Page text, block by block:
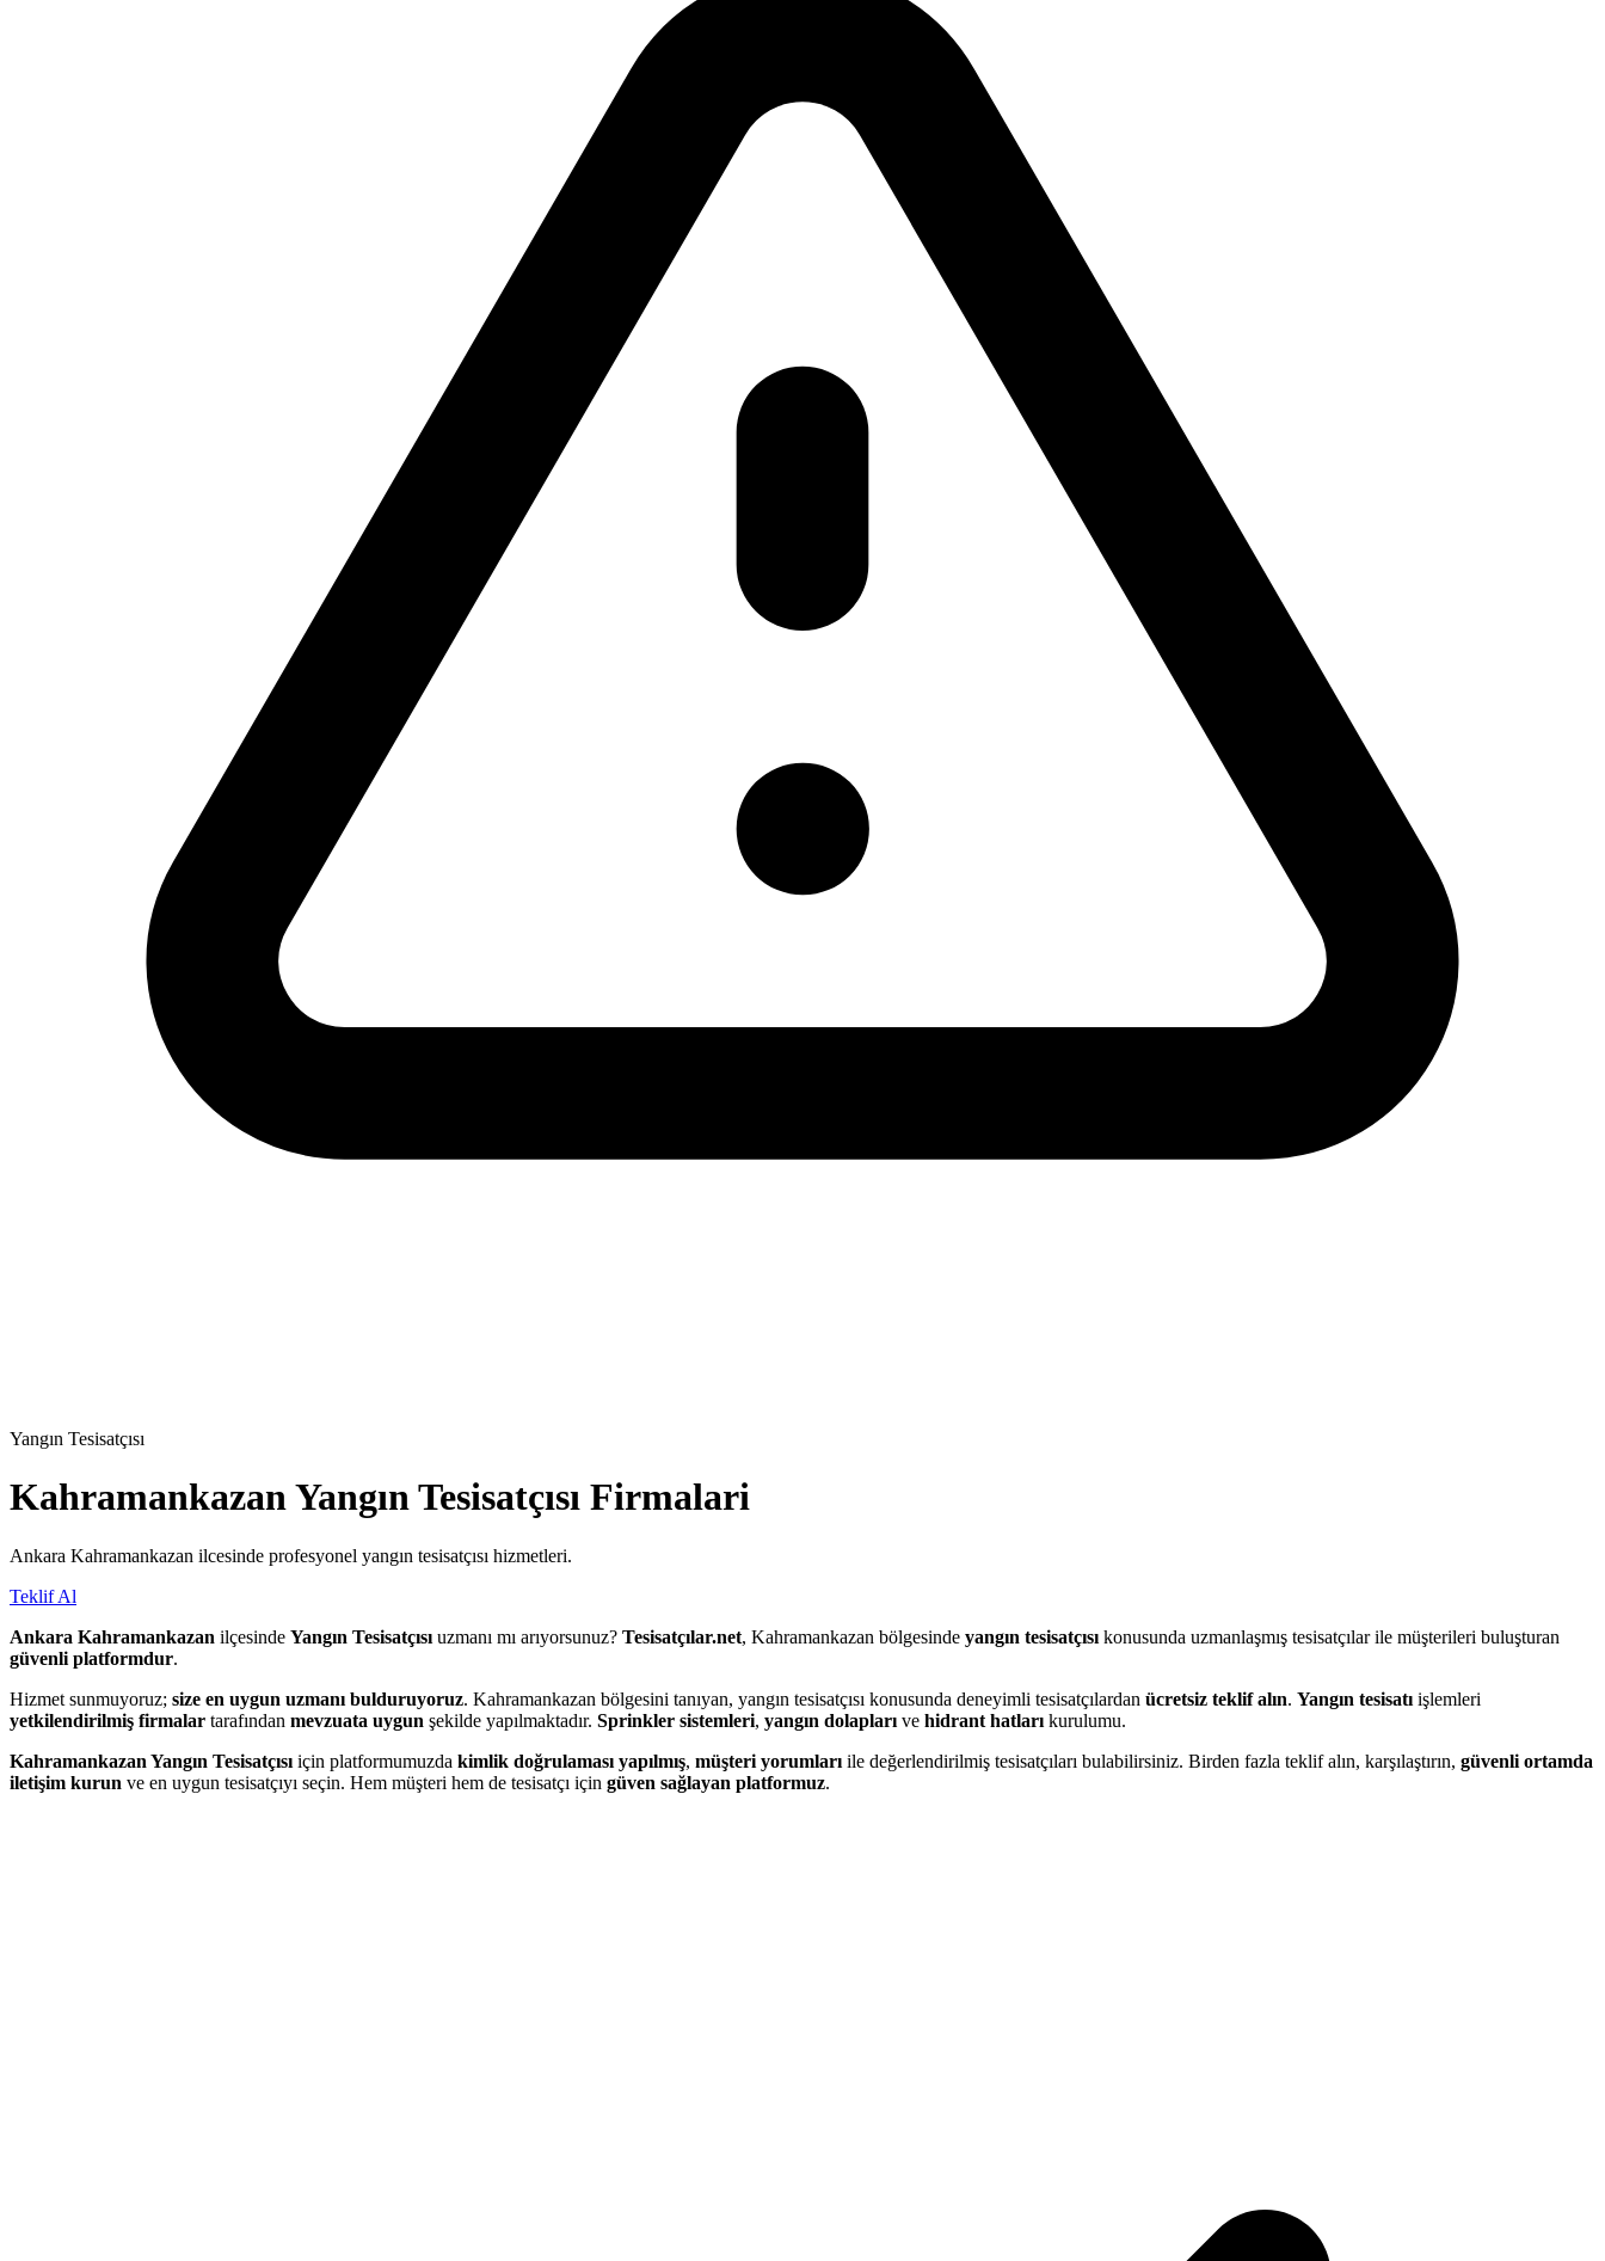
Yangın Tesisatçısı
KahramankazanYangın Tesisatçısı Firmalari
Ankara Kahramankazan ilcesinde profesyonel yangın tesisatçısı hizmetleri.
Teklif Al
Ankara Kahramankazan ilçesinde Yangın Tesisatçısı uzmanı mı arıyorsunuz? Tesisatçılar.net, Kahramankazan bölgesinde yangın tesisatçısı konusunda uzmanlaşmış tesisatçılar ile müşterileri buluşturan
güvenli platformdur.
Hizmet sunmuyoruz; size en uygun uzmanı bulduruyoruz. Kahramankazan bölgesini tanıyan, yangın tesisatçısı konusunda deneyimli tesisatçılardan ücretsiz teklif alın. Yangın tesisatı işlemleri
yetkilendirilmiş firmalar tarafından mevzuata uygun şekilde yapılmaktadır. Sprinkler sistemleri, yangın dolapları ve hidrant hatları kurulumu.
Kahramankazan Yangın Tesisatçısı için platformumuzda kimlik doğrulaması yapılmış, müşteri yorumları ile değerlendirilmiş tesisatçıları bulabilirsiniz. Birden fazla teklif alın, karşılaştırın, güvenli ortamda
iletişim kurun ve en uygun tesisatçıyı seçin. Hem müşteri hem de tesisatçı için güven sağlayan platformuz.